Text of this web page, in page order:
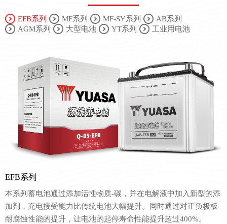
EFB系列 MF系列 MF-SY系列
AB系列
AGM系列
大型电池 YT系列 工业用电池
EFB系列
本系列蓄电池通过添加活性物质-碳，并在电解液中加入新型的添
加剂，充电接受能力比传统电池大幅提升。同时通过对正负极板
耐腐蚀性能的提升，让电池的起停寿命性能提升超过400%。